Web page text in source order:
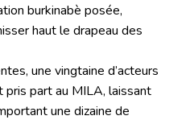
burkinabè posée,
haut le drapeau des
une vingtaine d’acteurs
pris part au MILA, laissant
une dizaine de